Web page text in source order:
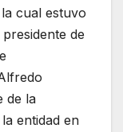
cual estuvo
de
de la
entidad en